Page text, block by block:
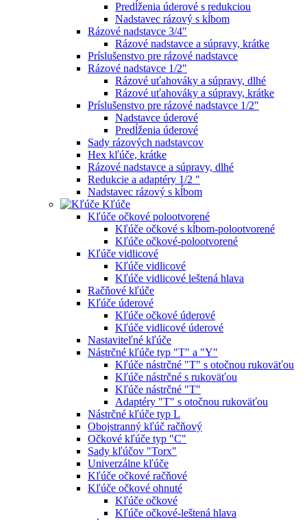
Predĺženia úderové s redukciou
Nadstavec rázový s kĺbom
Rázové nadstavce 3/4"
Rázové nadstavce a súpravy, krátke
Príslušenstvo pre rázové nadstavce
Rázové nadstavce 1/2"
Rázové uťahováky a súpravy, dlhé
Rázové uťahováky a súpravy, krátke
Príslušenstvo pre rázové nadstavce 1/2"
Nadstavce úderové
Predĺženia úderové
Sady rázových nadstavcov
Hex kľúče, krátke
Rázové nadstavce a súpravy, dlhé
Redukcie a adaptéry 1/2 "
Nadstavec rázový s kĺbom
Kľúče
Kľúče očkové polootvorené
Kľúče očkové s kĺbom-polootvorené
Kľúče očkové-polootvorené
Kľúče vidlicové
Kľúče vidlicové
Kľúče vidlicové leštená hlava
Račňové kľúče
Kľúče úderové
Kľúče očkové úderové
Kľúče vidlicové úderové
Nastaviteľné kľúče
Nástrčné kľúče typ "T" a "Y"
Kľúče nástrčné "T" s otočnou rukoväťou
Kľúče nástrčné s rukoväťou
Kľúče nástrčné "T"
Adaptéry "T" s otočnou rukoväťou
Nástrčné kľúče typ L
Obojstranný kľúč račňový
Očkové kľúče typ "C"
Sady kľúčov "Torx"
Univerzálne kľúče
Kľúče očkové račňové
Kľúče očkové ohnuté
Kľúče očkové
Kľúče očkové-leštená hlava